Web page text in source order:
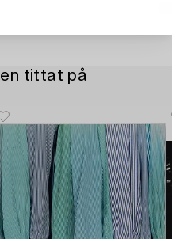
tittat på